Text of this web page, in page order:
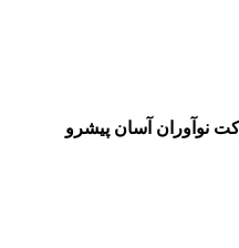
نوآوران آسان پیشرو